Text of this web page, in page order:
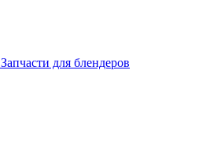
Запчасти для блендеров